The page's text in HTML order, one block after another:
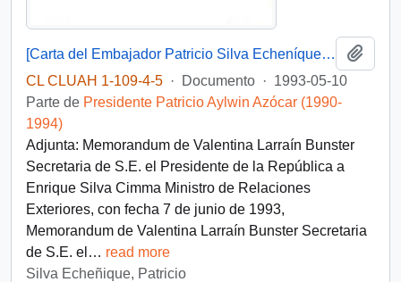
[Carta del Embajador Patricio Silva Echeníque en la que se refiere al acuerdo de libre comercio con EE.UU. y el acierto de las conversaciones con el Presidente Clinton]
CL CLUAH 1-109-4-5 · Documento · 1993-05-10
Parte de Presidente Patricio Aylwin Azócar (1990-
1994)
Adjunta: Memorandum de Valentina Larraín Bunster
Secretaria de S.E. el Presidente de la República a
Enrique Silva Cimma Ministro de Relaciones
Exteriores, con fecha 7 de junio de 1993,
Memorandum de Valentina Larraín Bunster Secretaria
de S.E. el … read more
Silva Echeñique, Patricio